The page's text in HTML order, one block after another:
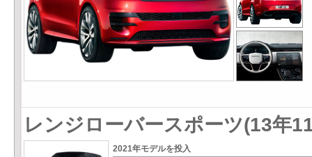
レンジローバースポーツ(13年
2021年モデルを投入